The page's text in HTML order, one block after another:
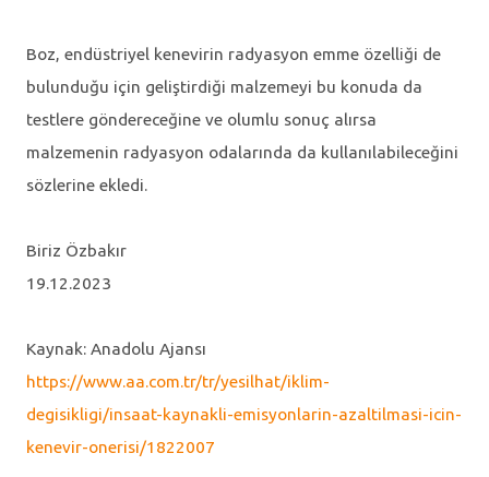
Boz, endüstriyel kenevirin radyasyon emme özelliği de
bulunduğu için geliştirdiği malzemeyi bu konuda da
testlere göndereceğine ve olumlu sonuç alırsa
malzemenin radyasyon odalarında da kullanılabileceğini
sözlerine ekledi.
Biriz Özbakır
19.12.2023
Kaynak: Anadolu Ajansı
https://www.aa.com.tr/tr/yesilhat/iklim-
degisikligi/insaat-kaynakli-emisyonlarin-azaltilmasi-icin-
kenevir-onerisi/1822007